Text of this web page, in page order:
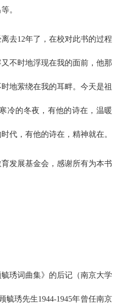
。
去12年了，在校对此书的过程
不时地浮现在我的面前，他那
地萦绕在我的耳畔。今天是祖
冷的冬夜，有他的诗在，温暖
代，有他的诗在，精神就在。
发展基金会，感谢所有为本书
琇词曲集》的后记（南京大学
毓琇先生1944-1945年曾任南京